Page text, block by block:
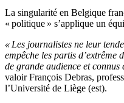
La singularité en Belgique
« politique » s’applique un
« Les journalistes ne leur
empêche les partis d’extrême
de grande audience et
valoir François Debras,
l’Université de Liège (est).